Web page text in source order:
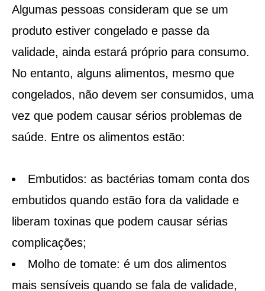
Algumas pessoas consideram que se um
produto estiver congelado e passe da
validade, ainda estará próprio para consumo.
No entanto, alguns alimentos, mesmo que
congelados, não devem ser consumidos, uma
vez que podem causar sérios problemas de
saúde. Entre os alimentos estão:
Embutidos: as bactérias tomam conta dos
embutidos quando estão fora da validade e
liberam toxinas que podem causar sérias
complicações;
Molho de tomate: é um dos alimentos
mais sensíveis quando se fala de validade,